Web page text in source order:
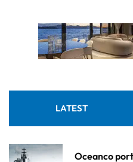
LATEST
Oceanco